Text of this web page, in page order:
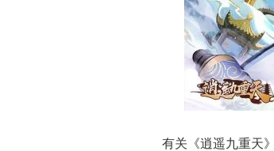
有关 《逍遥九重天》